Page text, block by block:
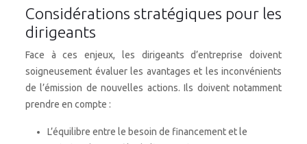
Considérations stratégiques pour les
dirigeants
Face à ces enjeux, les dirigeants d’entreprise doivent
soigneusement évaluer les avantages et les inconvénients
de l’émission de nouvelles actions. Ils doivent notamment
prendre en compte :
L’équilibre entre le besoin de financement et le